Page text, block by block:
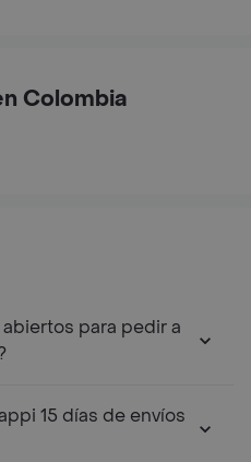
Colombia
para pedir a
15 días de envíos